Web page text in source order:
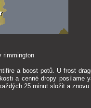
rimmington
a boost potů. U frost
a cenné dropy posílame
25 minut složit a